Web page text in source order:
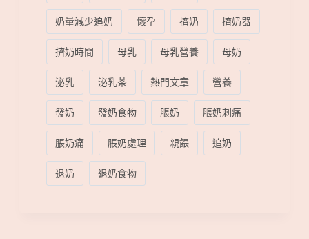
奶量減少追奶
懷孕 擠奶
擠奶器
擠奶時間
母乳 母乳營養
母奶
泌乳
泌乳茶 熱門文章
營養
發奶
發奶食物 脹奶
脹奶刺痛
脹奶痛
脹奶處理 親餵
追奶
退奶
退奶食物